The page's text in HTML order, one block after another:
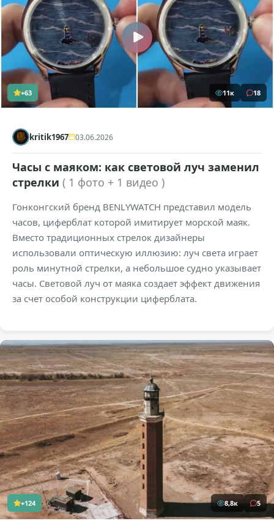
+63 11к 18
kritik1967 03.06.2026
Часы с маяком: как световой луч заменил
стрелки ( 1 фото + 1 видео )
Гонконгский бренд BENLYWATCH представил модель
часов, циферблат которой имитирует морской маяк.
Вместо традиционных стрелок дизайнеры
использовали оптическую иллюзию: луч света играет
роль минутной стрелки, а небольшое судно указывает
часы. Световой луч от маяка создает эффект движения
за счет особой конструкции циферблата.
+124 8,8к 5